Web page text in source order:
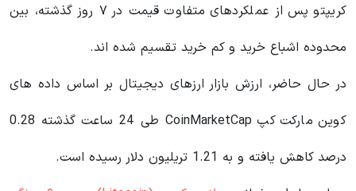
کریپتو پس از عملکردهای متفاوت قیمت در ۷ روز گذشته، بین
محدوده اشباع خرید و کم خرید تقسیم شده اند.
در حال حاضر، ارزش بازار ارزهای دیجیتال بر اساس داده های
کوین مارکت کپ CoinMarketCap طی 24 ساعت گذشته 0.28
درصد کاهش یافته و به 1.21 تریلیون دلار رسیده است.